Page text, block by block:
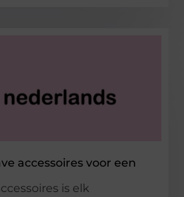
accessoires voor een
is elk